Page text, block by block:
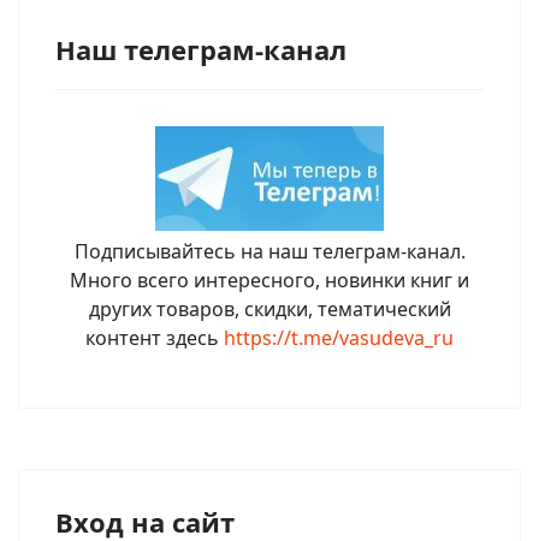
Наш телеграм-канал
Подписывайтесь на наш телеграм-канал.
Много всего интересного, новинки книг и
других товаров, скидки, тематический
контент здесь https://t.me/vasudeva_ru
Вход на сайт